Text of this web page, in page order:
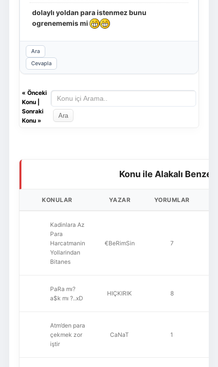
dolaylı yoldan para istenmez bunu
ogrenememis mi
Ara
Cevapla
« Önceki
Konu|
Sonraki
Konu»
Konu ile Alakalı Benzer
KONULAR YAZAR YORUMLAR
Kadinlara Az
Para
Harcatmanin
Yollarindan
Bitanes
€BeRimSin 7
PaRa mı?
a$k mı ?..xD
HIÇKIRIK 8
Atm’den para
çekmek zor
iştir
CaNaT 1